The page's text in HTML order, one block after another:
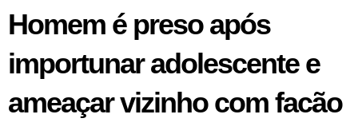
Homem é preso após
importunar adolescente e
ameaçar vizinho com facão